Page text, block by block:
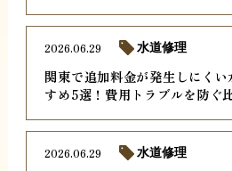
関東で追加料金が発生しにく
すめ5選！費用トラブルを防ぐ
2026.06.29 水道修理
2026.06.29 水道修理